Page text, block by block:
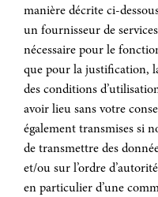
manière décrite ci-
un fournisseur de
nécessaire pour le
que pour la justification,
des conditions
avoir lieu sans votre
également transmises si
de transmettre des
et/ou sur l’ordre
en particulier d’une